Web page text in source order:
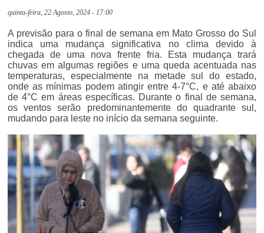
quinta-feira, 22 Agosto, 2024 - 17:00
A previsão para o final de semana em Mato Grosso do Sul
indica uma mudança significativa no clima devido à
chegada de uma nova frente fria. Esta mudança trará
chuvas em algumas regiões e uma queda acentuada nas
temperaturas, especialmente na metade sul do estado,
onde as mínimas podem atingir entre 4-7°C, e até abaixo
de 4°C em áreas específicas. Durante o final de semana,
os ventos serão predominantemente do quadrante sul,
mudando para leste no início da semana seguinte.